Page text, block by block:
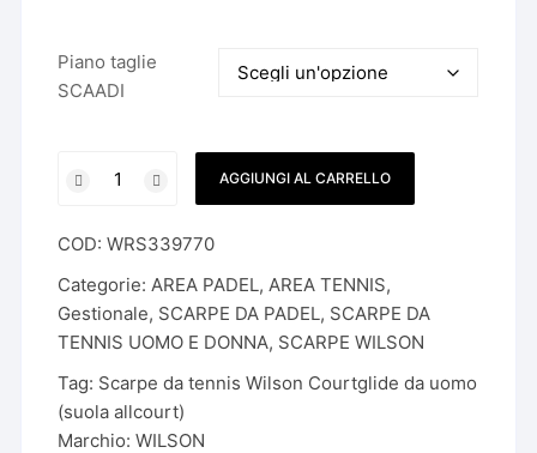
Piano taglie
SCAADI
da
Wilson
Courtglide
da
uomo
allcourt)
quantità
AGGIUNGI AL CARRELLO
COD:WRS339770
Categorie:AREA PADEL,AREA TENNIS,
Gestionale, SCARPE DA PADEL, SCARPE DA
TENNIS UOMO E DONNA, SCARPE WILSON
Tag: Scarpe da tennis Wilson Courtglide da uomo
(suola allcourt)
Marchio:WILSON